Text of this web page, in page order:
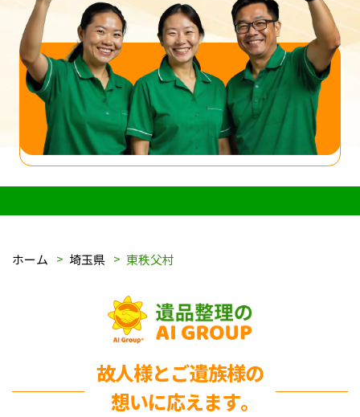
ホーム 埼玉県 東秩父村
故人様とご遺族様の
想いに応えます｡